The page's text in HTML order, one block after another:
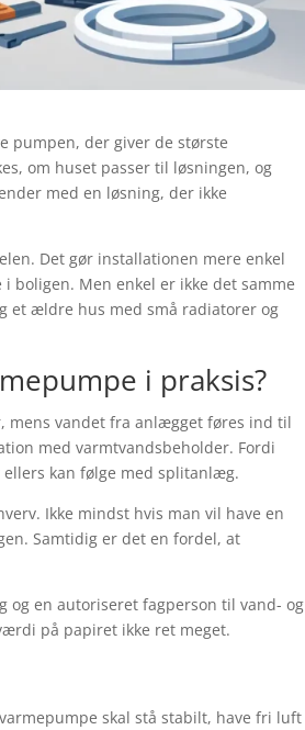
pumpen, der giver de største
om huset passer til løsningen, og
med en løsning, der ikke
Det gør installationen mere enkel
Men enkel er ikke det samme
et ældre hus med små radiatorer og
i praksis?
mens vandet fra anlægget føres ind til
med varmtvandsbeholder. Fordi
kan følge med splitanlæg.
Ikke mindst hvis man vil have en
Samtidig er det en fordel, at
en autoriseret fagperson til vand- og
på papiret ikke ret meget.
skal stå stabilt, have fri luft